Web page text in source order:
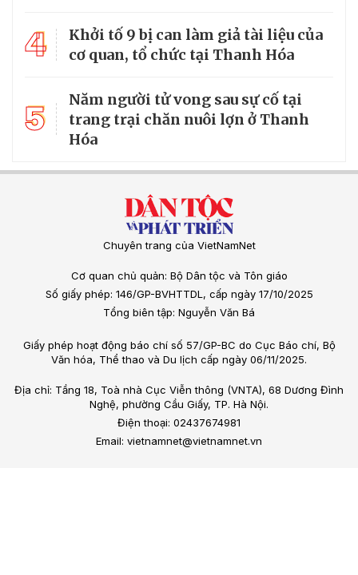
4
Khởi tố 9 bị can làm giả tài liệu của
cơ quan, tổ chức tại Thanh Hóa
5
Năm người tử vong sau sự cố tại
trang trại chăn nuôi lợn ở Thanh
Hóa
Chuyên trang của VietNamNet
Cơ quan chủ quản: Bộ Dân tộc và Tôn giáo
Số giấy phép: 146/GP-BVHTTDL, cấp ngày 17/10/2025
Tổng biên tập: Nguyễn Văn Bá
Giấy phép hoạt động báo chí số 57/GP-BC do Cục Báo chí, Bộ
Văn hóa, Thể thao và Du lịch cấp ngày 06/11/2025.
Địa chỉ: Tầng 18, Toà nhà Cục Viễn thông (VNTA), 68 Dương Đình
Nghệ, phường Cầu Giấy, TP. Hà Nội.
Điện thoại: 02437674981
Email: vietnamnet@vietnamnet.vn